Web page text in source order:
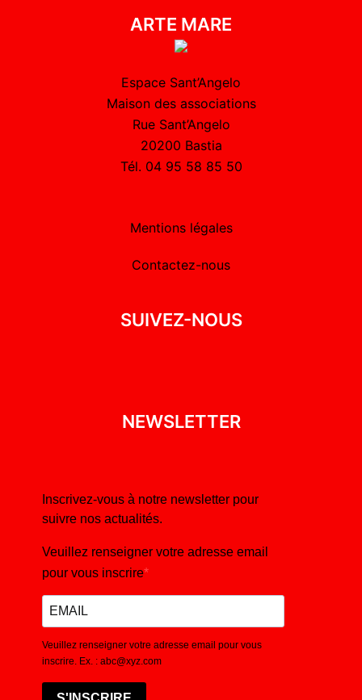
ARTE MARE
Espace Sant’Angelo
Maison des associations
Rue Sant’Angelo
20200 Bastia
Tél. 04 95 58 85 50
Mentions légales
Contactez-nous
SUIVEZ-NOUS
NEWSLETTER
Inscrivez-vous à notre newsletter pour
suivre nos actualités.
Veuillez renseigner votre adresse email
pour vous inscrire
Veuillez renseigner votre adresse email pour vous
inscrire. Ex. : abc@xyz.com